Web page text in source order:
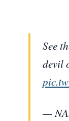
See
devil
—